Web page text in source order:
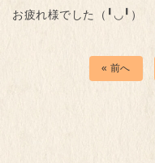
お疲れ様でした（╹◡╹）
« 前へ